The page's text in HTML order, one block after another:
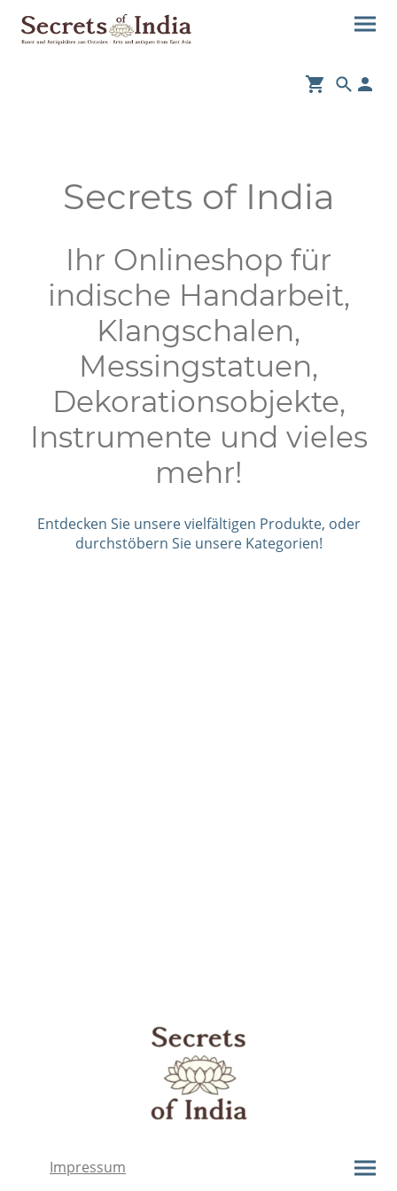
Secrets of India
Ihr Onlineshop für
indische Handarbeit,
Klangschalen,
Messingstatuen,
Dekorationsobjekte,
Instrumente und vieles
mehr!
Entdecken Sie unsere vielfältigen Produkte, oder
durchstöbern Sie unsere Kategorien!
Impressum